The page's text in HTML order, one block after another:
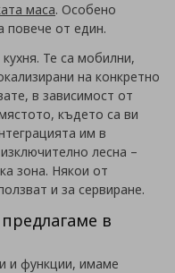
маса. Особено
повече от един.
Те са мобилни,
на конкретно
в зависимост от
където са ви
им в
лесна –
зона. Някои от
и за сервиране.
в
и функции, имаме